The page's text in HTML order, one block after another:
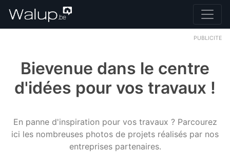
PUBLICITE
Bievenue dans le centre
d'idées pour vos travaux !
En panne d'inspiration pour vos travaux ? Parcourez
ici les nombreuses photos de projets réalisés par nos
entreprises partenaires.